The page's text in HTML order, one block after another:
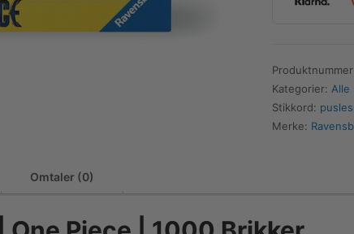
Kategorier: Alle
Stikkord:
Merke:
Omtaler (0)